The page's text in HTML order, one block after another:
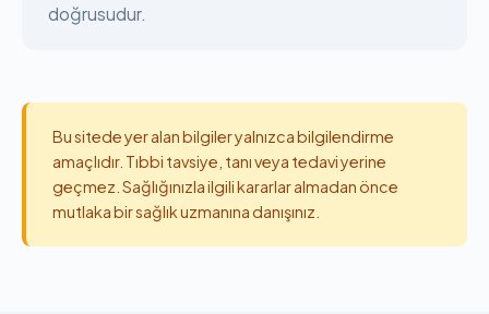
doğrusudur.
Bu sitede yer alan bilgiler yalnızca bilgilendirme
amaçlıdır. Tıbbi tavsiye, tanı veya tedavi yerine
geçmez. Sağlığınızla ilgili kararlar almadan önce
mutlaka bir sağlık uzmanına danışınız.